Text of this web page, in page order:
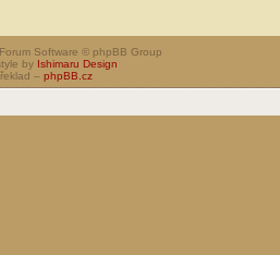
Software © phpBB Group
by Ishimaru Design
– phpBB.cz